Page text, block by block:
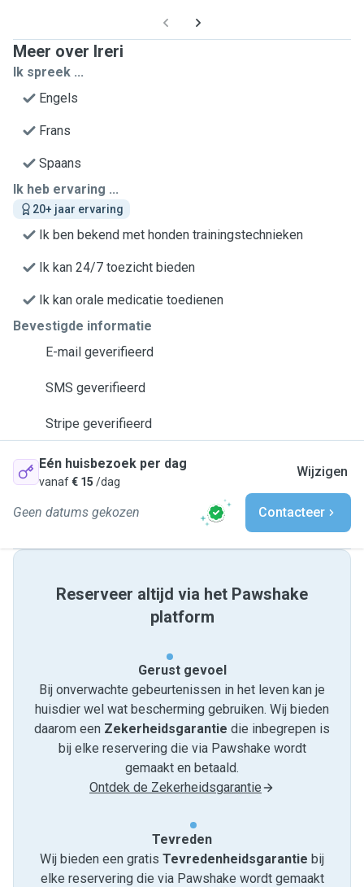
Meer over Ireri
Ik spreek ...
Engels
Frans
Spaans
Ik heb ervaring ...
20+ jaar ervaring
Ik ben bekend met honden trainingstechnieken
Ik kan 24/7 toezicht bieden
Ik kan orale medicatie toedienen
Bevestigde informatie
E-mail geverifieerd
SMS geverifieerd
Stripe geverifieerd
Eén huisbezoek per dag
vanaf€ 15 /dag
Wijzigen
Geen datums gekozen Contacteer
Reserveer altijd via het Pawshake
platform
Gerust gevoel
Bij onverwachte gebeurtenissen in het leven kan je
huisdier wel wat bescherming gebruiken. Wij bieden
daarom een Zekerheidsgarantie die inbegrepen is
bij elke reservering die via Pawshake wordt
gemaakt en betaald.
Ontdek de Zekerheidsgarantie
Tevreden
Wij bieden een gratis Tevredenheids­garantie bij
elke reservering die via Pawshake wordt gemaakt